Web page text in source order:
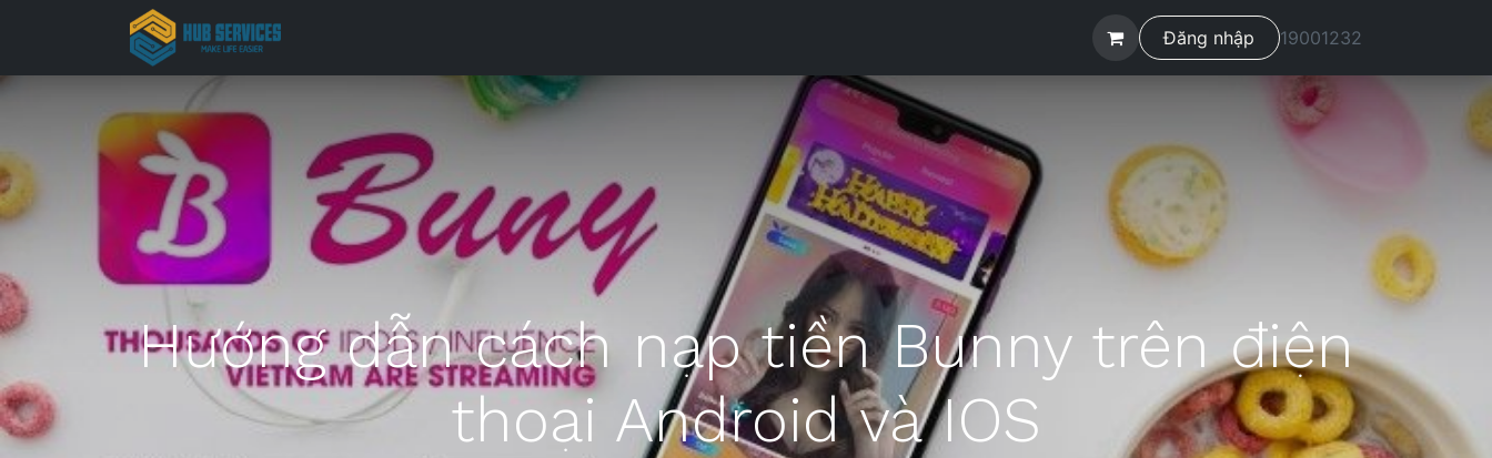
Đăng nhập 19001232
Hướng dẫn cách nạp tiền Bunny trên điện
thoại Android và IOS